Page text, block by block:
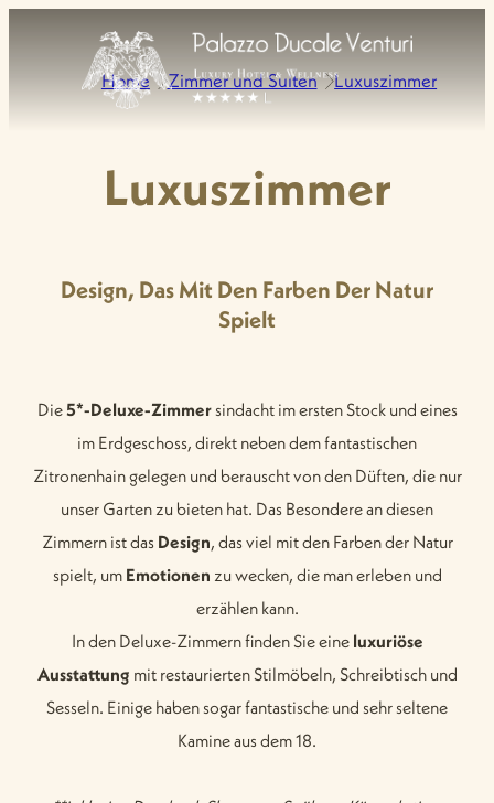
Home Zimmer und Suiten Luxuszimmer
Luxuszimmer
Design, Das Mit Den Farben Der Natur
Spielt
Die5*-Deluxe-Zimmersindacht im ersten Stock und eines
im Erdgeschoss, direkt neben dem fantastischen
Zitronenhain gelegen und berauscht von den Düften, die nur
unser Garten zu bieten hat. Das Besondere an diesen
Zimmern ist das Design, das viel mit den Farben der Natur
spielt, um Emotionen zu wecken, die man erleben und
erzählen kann.
In den Deluxe-Zimmern finden Sie eine luxuriöse
Ausstattung mit restaurierten Stilmöbeln, Schreibtisch und
Sesseln. Einige haben sogar fantastische und sehr seltene
Kamine aus dem 18.